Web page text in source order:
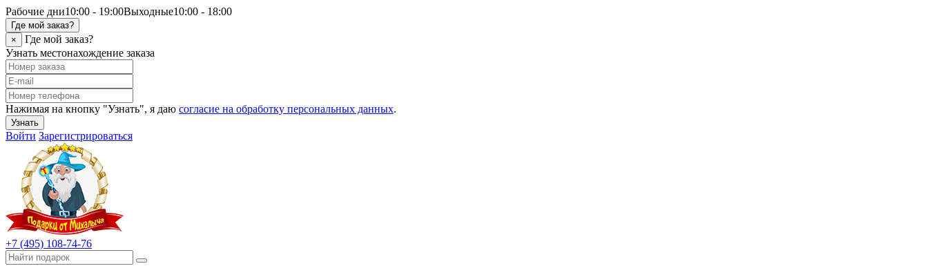
Рабочие дни10:00 - 19:00Выходные10:00 - 18:00
Где мой заказ?
×
Где мой заказ?
Узнать местонахождение заказа
Нажимая на кнопку "Узнать", я даю согласие на обработку персональных данных.
Узнать
Войти Зарегистрироваться
+7 (495) 108-74-76